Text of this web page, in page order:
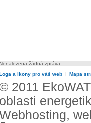
Nenalezena žádná zpráva
Loga a ikony pro váš web l Mapa
© 2011
oblasti
Webhosting,